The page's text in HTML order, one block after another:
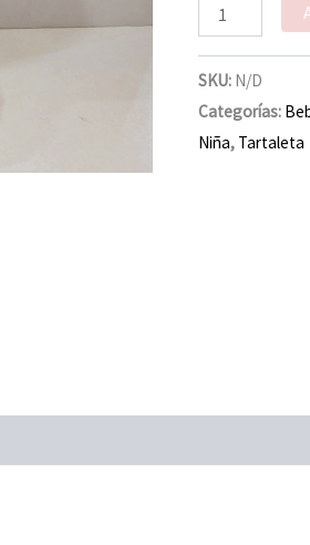
SKU: N/D
Categorías:
Niña, Tartaleta